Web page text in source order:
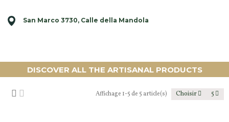
San Marco 3730, Calle della Mandola
DISCOVER ALL THE ARTISANAL PRODUCTS
Affichage 1-5 de 5 article(s) Choisir 5